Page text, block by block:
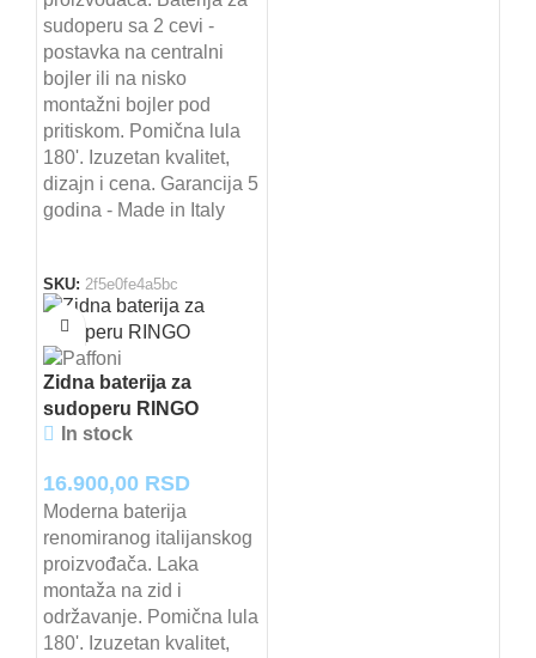
sudoperu sa 2 cevi -
postavka na centralni
bojler ili na nisko
montažni bojler pod
pritiskom. Pomična lula
180'. Izuzetan kvalitet,
dizajn i cena. Garancija 5
godina - Made in Italy
SKU: 2f5e0fe4a5bc
Zidna baterija za
sudoperu RINGO
In stock
16.900,00 RSD
Moderna baterija
renomiranog italijanskog
proizvođača. Laka
montaža na zid i
održavanje. Pomična lula
180'. Izuzetan kvalitet,